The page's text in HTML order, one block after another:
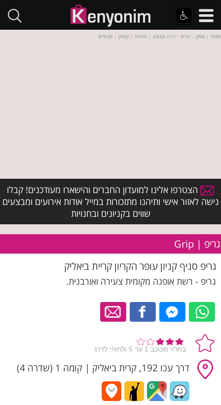
חנות | עסק :: גריפ - חפש מבצע | הנחה | קופון | סניפים
הצטרפו אלינו למועדון החברים והישארו מעודכנים! קבלו
גישה לאזור אישי ותיהנו מתזכורות במייל אודות אירועים ומבצעים
שווים בקניונים ובחנויות
גריפ | Grip
גריפ סניף קניון עופר הקריון קריית ביאליק
גריפ - רשת אופנה מקומית צעירה ואורבנית.
דרך עכו 192, קרית ביאליק | קומה 1 (שדרה 4)